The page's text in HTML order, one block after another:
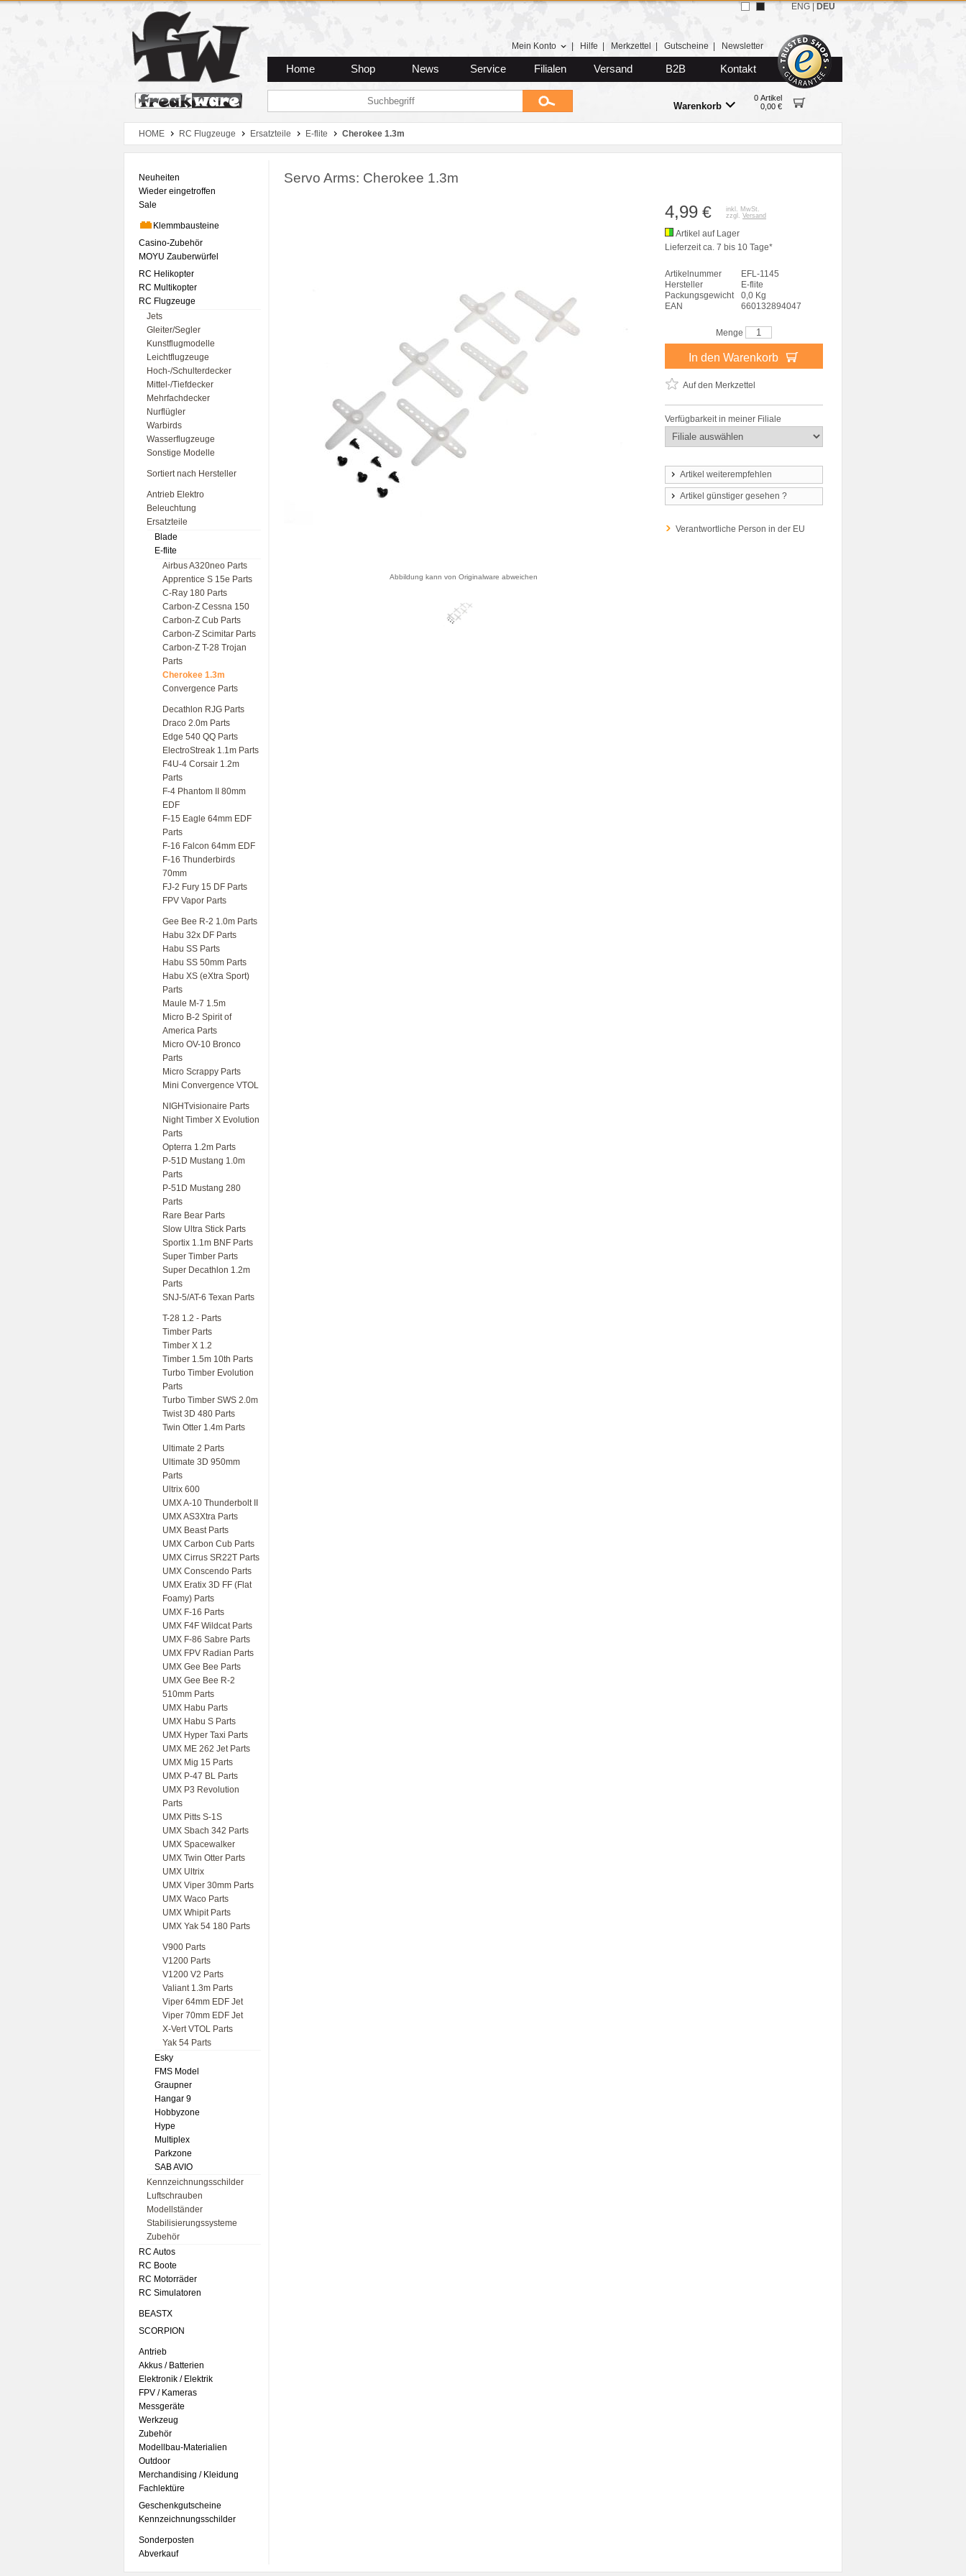
Zum Hauptmenue
Zum Seiteninhalt
Zum Warenkob
Mein Konto Hilfe Merkzettel Gutscheine Newsletter
Home Shop News Service Filialen Versand B2B Kontakt
Warenkorb
0 Artikel
0,00 €
ENG DEU
HOME RC Flugzeuge Ersatzteile E-flite Cherokee 1.3m
Neuheiten
Wieder eingetroffen
Sale
Klemmbausteine
Casino-Zubehör
MOYU Zauberwürfel
RC Helikopter
RC Multikopter
RC Flugzeuge
Jets
Gleiter/Segler
Kunstflugmodelle
Leichtflugzeuge
Hoch-/Schulterdecker
Mittel-/Tiefdecker
Mehrfachdecker
Nurflügler
Warbirds
Wasserflugzeuge
Sonstige Modelle
Sortiert nach Hersteller
Antrieb Elektro
Beleuchtung
Ersatzteile
Blade
E-flite
Airbus A320neo Parts
Apprentice S 15e Parts
C-Ray 180 Parts
Carbon-Z Cessna 150
Carbon-Z Cub Parts
Carbon-Z Scimitar Parts
Carbon-Z T-28 Trojan
Parts
Cherokee 1.3m
Convergence Parts
Decathlon RJG Parts
Draco 2.0m Parts
Edge 540 QQ Parts
ElectroStreak 1.1m Parts
F4U-4 Corsair 1.2m
Parts
F-4 Phantom II 80mm
EDF
F-15 Eagle 64mm EDF
Parts
F-16 Falcon 64mm EDF
F-16 Thunderbirds
70mm
FJ-2 Fury 15 DF Parts
FPV Vapor Parts
Gee Bee R-2 1.0m Parts
Habu 32x DF Parts
Habu SS Parts
Habu SS 50mm Parts
Habu XS (eXtra Sport)
Parts
Maule M-7 1.5m
Micro B-2 Spirit of
America Parts
Micro OV-10 Bronco
Parts
Micro Scrappy Parts
Mini Convergence VTOL
NIGHTvisionaire Parts
Night Timber X Evolution
Parts
Opterra 1.2m Parts
P-51D Mustang 1.0m
Parts
P-51D Mustang 280
Parts
Rare Bear Parts
Slow Ultra Stick Parts
Sportix 1.1m BNF Parts
Super Timber Parts
Super Decathlon 1.2m
Parts
SNJ-5/AT-6 Texan Parts
T-28 1.2 - Parts
Timber Parts
Timber X 1.2
Timber 1.5m 10th Parts
Turbo Timber Evolution
Parts
Turbo Timber SWS 2.0m
Twist 3D 480 Parts
Twin Otter 1.4m Parts
Ultimate 2 Parts
Ultimate 3D 950mm
Parts
Ultrix 600
UMX A-10 Thunderbolt II
UMX AS3Xtra Parts
UMX Beast Parts
UMX Carbon Cub Parts
UMX Cirrus SR22T Parts
UMX Conscendo Parts
UMX Eratix 3D FF (Flat
Foamy) Parts
UMX F-16 Parts
UMX F4F Wildcat Parts
UMX F-86 Sabre Parts
UMX FPV Radian Parts
UMX Gee Bee Parts
UMX Gee Bee R-2
510mm Parts
UMX Habu Parts
UMX Habu S Parts
UMX Hyper Taxi Parts
UMX ME 262 Jet Parts
UMX Mig 15 Parts
UMX P-47 BL Parts
UMX P3 Revolution
Parts
UMX Pitts S-1S
UMX Sbach 342 Parts
UMX Spacewalker
UMX Twin Otter Parts
UMX Ultrix
UMX Viper 30mm Parts
UMX Waco Parts
UMX Whipit Parts
UMX Yak 54 180 Parts
V900 Parts
V1200 Parts
V1200 V2 Parts
Valiant 1.3m Parts
Viper 64mm EDF Jet
Viper 70mm EDF Jet
X-Vert VTOL Parts
Yak 54 Parts
Esky
FMS Model
Graupner
Hangar 9
Hobbyzone
Hype
Multiplex
Parkzone
SAB AVIO
Kennzeichnungsschilder
Luftschrauben
Modellständer
Stabilisierungssysteme
Zubehör
RC Autos
RC Boote
RC Motorräder
RC Simulatoren
BEASTX
SCORPION
Antrieb
Akkus / Batterien
Elektronik / Elektrik
FPV / Kameras
Messgeräte
Werkzeug
Zubehör
Modellbau-Materialien
Outdoor
Merchandising / Kleidung
Fachlektüre
Geschenkgutscheine
Kennzeichnungsschilder
Sonderposten
Abverkauf
Servo Arms: Cherokee 1.3m
Abbildung kann von Originalware abweichen
4,99 €
inkl. MwSt.
zzgl. Versand
Artikel auf Lager
Lieferzeit ca. 7 bis 10 Tage*
Artikelnummer
EFL-1145
Hersteller
E-flite
Packungsgewicht
0,0 Kg
EAN
660132894047
Menge
In den Warenkorb
Auf den Merkzettel
Verfügbarkeit in meiner Filiale
Artikel weiterempfehlen
Artikel günstiger gesehen ?
Verantwortliche Person in der EU